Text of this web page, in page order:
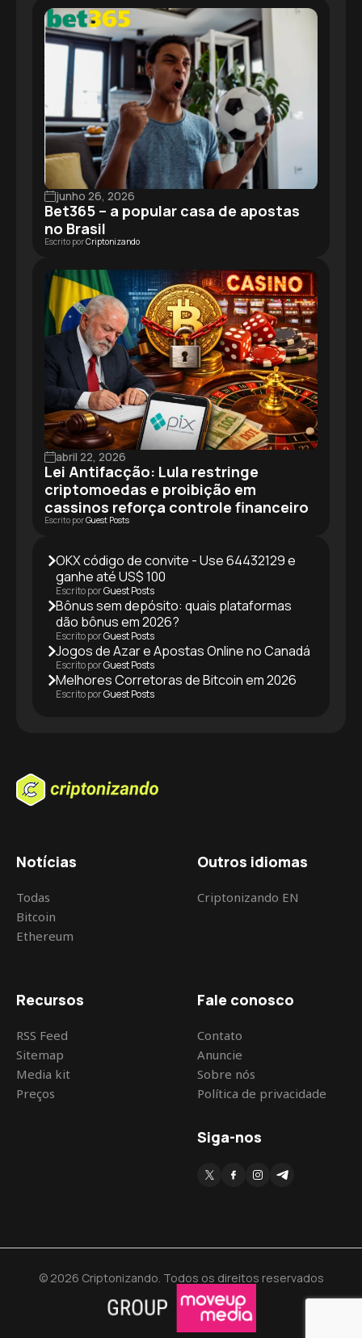
junho 26, 2026
Bet365 – a popular casa de apostas
no Brasil
Escrito porCriptonizando
abril 22, 2026
Lei Antifacção: Lula restringe
criptomoedas e proibição em
cassinos reforça controle financeiro
Escrito porGuest Posts
OKX código de convite - Use 64432129 e
ganhe até US$ 100
Escrito porGuest Posts
Bônus sem depósito: quais plataformas
dão bônus em 2026?
Escrito porGuest Posts
Jogos de Azar e Apostas Online no Canadá
Escrito porGuest Posts
Melhores Corretoras de Bitcoin em 2026
Escrito porGuest Posts
Notícias
Todas
Bitcoin
Ethereum
Outros idiomas
Criptonizando EN
Recursos
RSS Feed
Sitemap
Media kit
Preços
Fale conosco
Contato
Anuncie
Sobre nós
Política de privacidade
Siga-nos
© 2026 Criptonizando. Todos os direitos reservados